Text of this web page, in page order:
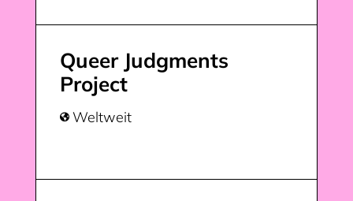
Queer Judgments
Project
 Weltweit